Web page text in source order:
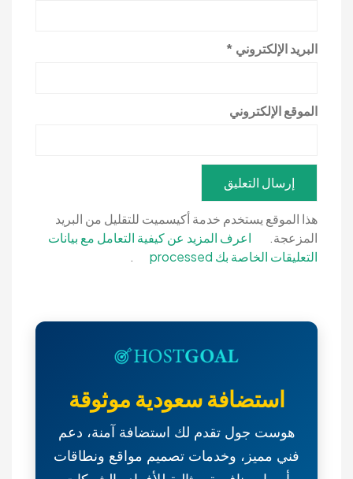
البريد الإلكتروني *
الموقع الإلكتروني
هذا الموقع يستخدم خدمة أكيسميت للتقليل من البريد
المزعجة.
اعرف المزيد عن كيفية التعامل مع بيانات
التعليقات الخاصة بك processed
.
استضافة سعودية موثوقة
هوست جول تقدم لك استضافة آمنة، دعم
فني مميز، وخدمات تصميم مواقع ونطاقات